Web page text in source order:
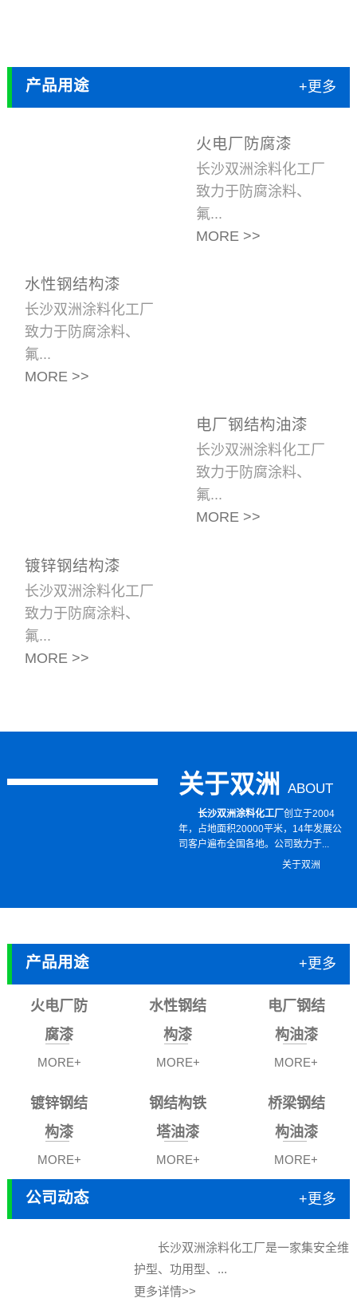
产品用途 +更多
火电厂防腐漆
长沙双洲涂料化工厂
致力于防腐涂料、
氟...
MORE >>
水性钢结构漆
长沙双洲涂料化工厂
致力于防腐涂料、
氟...
MORE >>
电厂钢结构油漆
长沙双洲涂料化工厂
致力于防腐涂料、
氟...
MORE >>
镀锌钢结构漆
长沙双洲涂料化工厂
致力于防腐涂料、
氟...
MORE >>
关于双洲 ABOUT
长沙双洲涂料化工厂 创立于2004
年，占地面积20000平米，14年发展公
司客户遍布全国各地。公司致力于...
关于双洲
产品用途 +更多
火电厂防
腐漆
MORE+
水性钢结
构漆
MORE+
电厂钢结
构油漆
MORE+
镀锌钢结
构漆
MORE+
钢结构铁
塔油漆
MORE+
桥梁钢结
构油漆
MORE+
公司动态 +更多
长沙双洲涂料化工厂是一家集安全维
护型、功用型、...
更多详情>>